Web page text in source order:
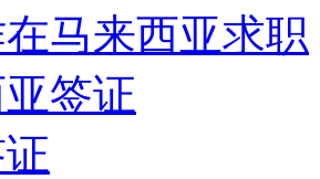
在马来西亚求职
签证